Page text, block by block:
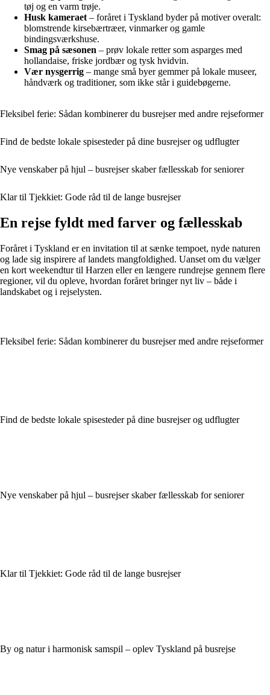
tøj og en varm trøje.
Husk kameraet – foråret i Tyskland byder på motiver overalt:
blomstrende kirsebærtræer, vinmarker og gamle
bindingsværkshuse.
Smag på sæsonen – prøv lokale retter som asparges med
hollandaise, friske jordbær og tysk hvidvin.
Vær nysgerrig – mange små byer gemmer på lokale museer,
håndværk og traditioner, som ikke står i guidebøgerne.
Fleksibel ferie: Sådan kombinerer du busrejser med andre rejseformer
Find de bedste lokale spisesteder på dine busrejser og udflugter
Nye venskaber på hjul – busrejser skaber fællesskab for seniorer
Klar til Tjekkiet: Gode råd til de lange busrejser
En rejse fyldt med farver og fællesskab
Foråret i Tyskland er en invitation til at sænke tempoet, nyde naturen
og lade sig inspirere af landets mangfoldighed. Uanset om du vælger
en kort weekendtur til Harzen eller en længere rundrejse gennem flere
regioner, vil du opleve, hvordan foråret bringer nyt liv – både i
landskabet og i rejselysten.
Fleksibel ferie: Sådan kombinerer du busrejser med andre rejseformer
Find de bedste lokale spisesteder på dine busrejser og udflugter
Nye venskaber på hjul – busrejser skaber fællesskab for seniorer
Klar til Tjekkiet: Gode råd til de lange busrejser
By og natur i harmonisk samspil – oplev Tyskland på busrejse